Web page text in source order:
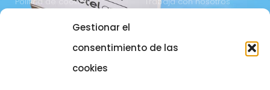
Gestionar el
consentimiento de las
cookies
973 700 800
actel@actel.es comunicacio@actel.es